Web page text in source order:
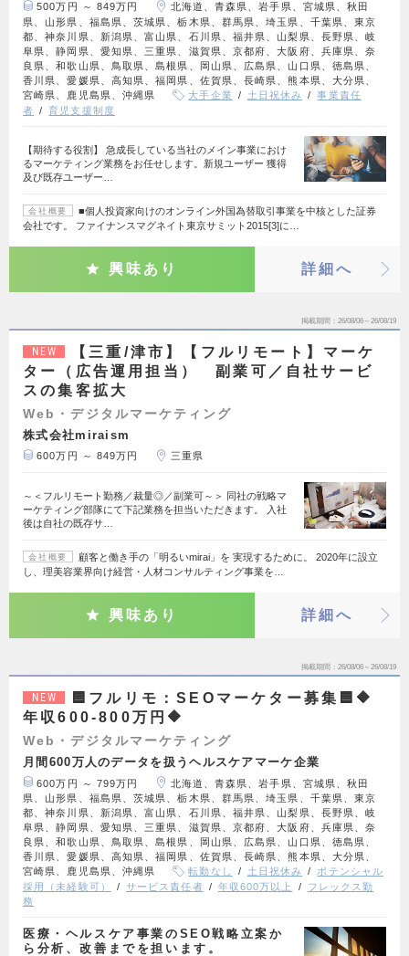
500万円 ～ 849万円
北海道、青森県、岩手県、宮城県、秋田
県、山形県、福島県、茨城県、栃木県、群馬県、埼玉県、千葉県、東京
都、神奈川県、新潟県、富山県、石川県、福井県、山梨県、長野県、岐
阜県、静岡県、愛知県、三重県、滋賀県、京都府、大阪府、兵庫県、奈
良県、和歌山県、鳥取県、島根県、岡山県、広島県、山口県、徳島県、
香川県、愛媛県、高知県、福岡県、佐賀県、長崎県、熊本県、大分県、
宮崎県、鹿児島県、沖縄県
大手企業 土日祝休み
事業責任
者
育児支援制度
【期待する役割】 急成長している当社のメイン事業におけ
るマーケティング業務をお任せします。新規ユーザー 獲得
及び既存ユーザー…
会社概要
■個人投資家向けのオンライン外国為替取引事業を中核とした証券
会社です。 ファイナンスマグネイト東京サミット2015[3]に…
興味あり 詳細へ
掲載期間 26/08/06～26/08/19
NEW
【三重/津市】【フルリモート】マーケ
ター（広告運用担当） 副業可／自社サービ
スの集客拡大
Web・デジタルマーケティング
株式会社miraism
600万円 ～ 849万円 三重県
～＜フルリモート勤務／裁量◎／副業可～＞ 同社の戦略マ
ーケティング部隊にて下記業務を担当いただきます。 入社
後は自社の既存サ…
会社概要
顧客と働き手の「明るいmirai」を 実現するために。 2020年に設立
し、理美容業界向け経営・人材コンサルティング事業を…
興味あり 詳細へ
掲載期間 26/08/06～26/08/19
NEW
🟦フルリモ：SEOマーケター募集🟦🔶
年収600-800万円🔶
Web・デジタルマーケティング
月間600万人のデータを扱うヘルスケアマーケ企業
600万円 ～ 799万円
北海道、青森県、岩手県、宮城県、秋田
県、山形県、福島県、茨城県、栃木県、群馬県、埼玉県、千葉県、東京
都、神奈川県、新潟県、富山県、石川県、福井県、山梨県、長野県、岐
阜県、静岡県、愛知県、三重県、滋賀県、京都府、大阪府、兵庫県、奈
良県、和歌山県、鳥取県、島根県、岡山県、広島県、山口県、徳島県、
香川県、愛媛県、高知県、福岡県、佐賀県、長崎県、熊本県、大分県、
宮崎県、鹿児島県、沖縄県
転勤なし 土日祝休み
ポテンシャル
採用（未経験可）
サービス責任者 年収600万以上
フレックス勤
務
医療・ヘルスケア事業のSEO戦略立案か
ら分析、改善までを担います。